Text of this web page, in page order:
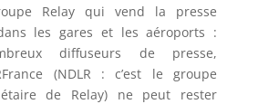
Relay qui vend la presse
les gares et les aéroports :
diffuseurs de presse,
(NDLR : c’est le groupe
de Relay) ne peut rester